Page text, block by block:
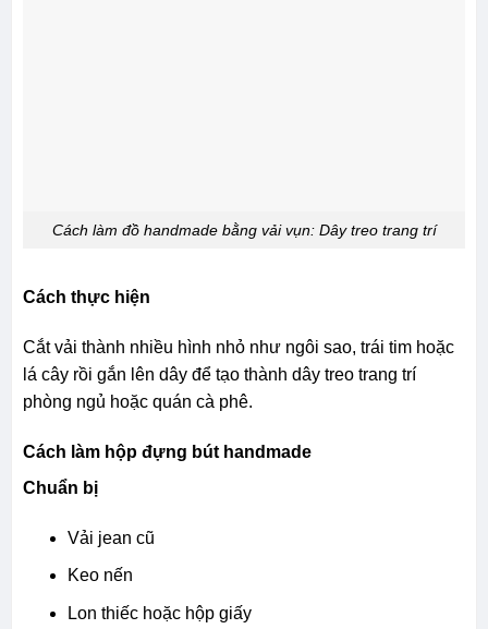
Cách làm đồ handmade bằng vải vụn: Dây treo trang trí
Cách thực hiện
Cắt vải thành nhiều hình nhỏ như ngôi sao, trái tim hoặc
lá cây rồi gắn lên dây để tạo thành dây treo trang trí
phòng ngủ hoặc quán cà phê.
Cách làm hộp đựng bút handmade
Chuẩn bị
Vải jean cũ
Keo nến
Lon thiếc hoặc hộp giấy